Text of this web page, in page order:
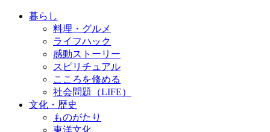
暮らし
料理・グルメ
ライフハック
感動ストーリー
スピリチュアル
こころを修める
社会問題（LIFE）
文化・歴史
ものがたり